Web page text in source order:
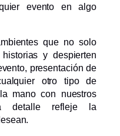
evento en algo
que no solo
y despierten
presentación de
otro tipo de
mano con nuestros
detalle refleje la